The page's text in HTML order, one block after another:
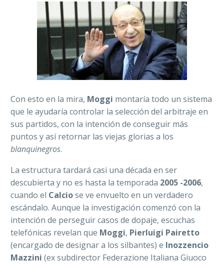
Con esto en la mira, Moggi montaría todo un sistema
que le ayudaría controlar la selección del arbitraje en
sus partidos, con la intención de conseguir más
puntos y así retornar las viejas glorias a los
blanquinegros.
La estructura tardará casi una década en ser
descubierta y no es hasta la temporada 2005 -2006,
cuando el Calciose ve envuelto en un verdadero
escándalo. Aunque la investigación comenzó con la
intención de perseguir casos de dopaje, escuchas
telefónicas revelan que Moggi, Pierluigi Pairetto
(encargado de designar a los silbantes) e Inozzencio
Mazzini (ex subdirector Federazione Italiana Giuoco